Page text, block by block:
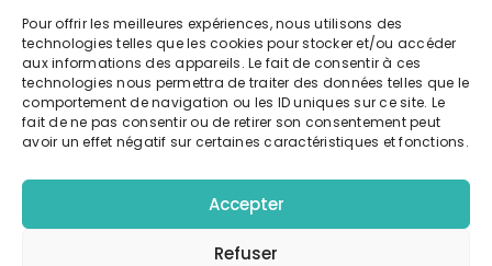
Pour offrir les meilleures expériences, nous utilisons des
technologies telles que les cookies pour stocker et/ou accéder
aux informations des appareils. Le fait de consentir à ces
technologies nous permettra de traiter des données telles que le
comportement de navigation ou les ID uniques sur ce site. Le
fait de ne pas consentir ou de retirer son consentement peut
avoir un effet négatif sur certaines caractéristiques et fonctions.
Accepter
Refuser
Exporter vers google calendrier
Télécharger l'événement